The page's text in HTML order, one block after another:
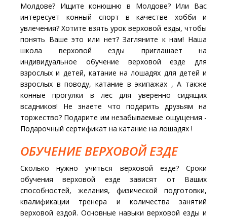
Молдове? Ищите конюшню в Молдове? Или Вас
интересует конный спорт в качестве хобби и
увлечения? Хотите взять урок верховой езды, чтобы
понять Ваше это или нет? Загляните к нам! Наша
школа верховой езды приглашает на
индивидуальное обучение верховой езде для
взрослых и детей, катание на лошадях для детей и
взрослых в поводу, катание в экипажах , А также
конные прогулки в лес для уверенно сидящих
всадников! Не знаете что подарить друзьям на
торжество? Подарите им незабываемые ощущения -
Подарочный сертификат на катание на лошадях !
ОБУЧЕНИЕ ВЕРХОВОЙ ЕЗДЕ
Сколько нужно учиться верховой езде? Сроки
обучения верховой езде зависят от Ваших
способностей, желания, физической подготовки,
квалификации тренера и количества занятий
верховой ездой. Основные навыки верховой езды и